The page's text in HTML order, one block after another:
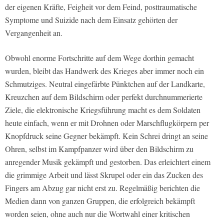
der eigenen Kräfte, Feigheit vor dem Feind, posttraumatische
Symptome und Suizide nach dem Einsatz gehörten der
Vergangenheit an.
Obwohl enorme Fortschritte auf dem Wege dorthin gemacht
wurden, bleibt das Handwerk des Krieges aber immer noch ein
Schmutziges. Neutral eingefärbte Pünktchen auf der Landkarte,
Kreuzchen auf dem Bildschirm oder perfekt durchnummerierte
Ziele, die elektronische Kriegsführung macht es dem Soldaten
heute einfach, wenn er mit Drohnen oder Marschflugkörpern per
Knopfdruck seine Gegner bekämpft. Kein Schrei dringt an seine
Ohren, selbst im Kampfpanzer wird über den Bildschirm zu
anregender Musik gekämpft und gestorben. Das erleichtert einem
die grimmige Arbeit und lässt Skrupel oder ein das Zucken des
Fingers am Abzug gar nicht erst zu. Regelmäßig berichten die
Medien dann von ganzen Gruppen, die erfolgreich bekämpft
worden seien, ohne auch nur die Wortwahl einer kritischen